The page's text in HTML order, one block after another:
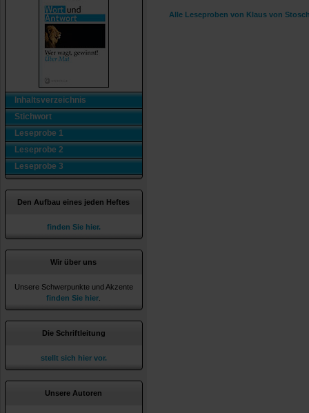
Inhaltsverzeichnis
Stichwort
Leseprobe 1
Leseprobe 2
Leseprobe 3
Den Aufbau eines jeden Heftes
finden Sie hier.
Wir über uns
Unsere Schwerpunkte und Akzente
finden Sie hier
Die Schriftleitung
stellt sich hier vor.
Unsere Autoren
Alle Leseproben von Klaus von